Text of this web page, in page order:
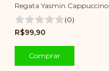
Regata Yasmin Cappuccino
(0)
R$99,90
Comprar